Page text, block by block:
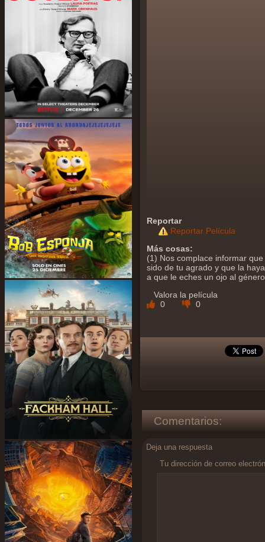
Reportar
Reportar Película
Más cosas:
(1) Nos complace informar
sido de tu agrado y que la
a que le eches un ojo al
Valora la película
0
0
Comentarios:
Deja una respuesta
Tu dirección de correo